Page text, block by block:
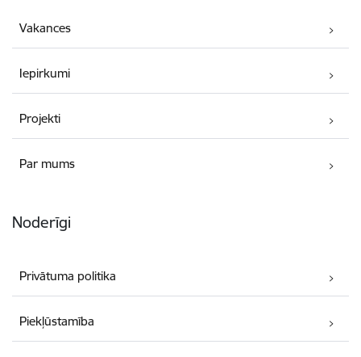
Vakances
Iepirkumi
Projekti
Par mums
Noderīgi
Privātuma politika
Piekļūstamība